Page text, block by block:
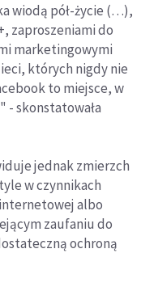
wiodą pół-życie (…),
zaproszeniami do
marketingowymi
których nigdy nie
to miejsce, w
- skonstatowała
jednak zmierzch
w czynnikach
albo
zaufaniu do
ochroną